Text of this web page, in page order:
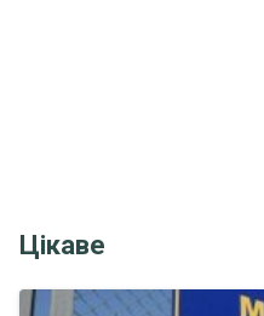
Цікаве